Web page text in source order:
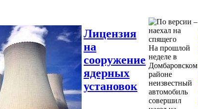
Лицензия
на
сооружение
ядерных
установок
На прошлой
неделе в
Домбаровском
районе
неизвестный
автомобиль
совершил